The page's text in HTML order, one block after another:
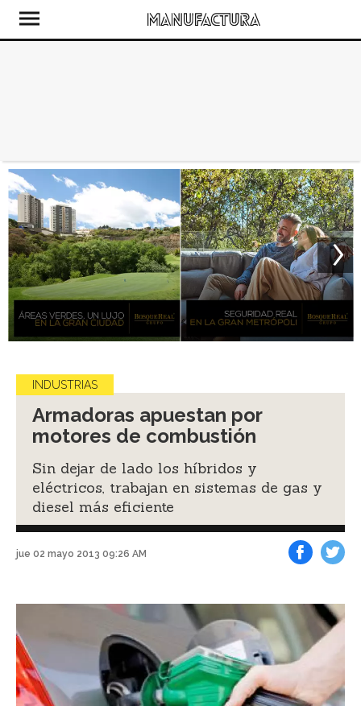
INDUSTRIAS
Armadoras apuestan por
motores de combustión
Sin dejar de lado los híbridos y
eléctricos, trabajan en sistemas de gas y
diesel más eficiente
jue 02 mayo 2013 09:26 AM